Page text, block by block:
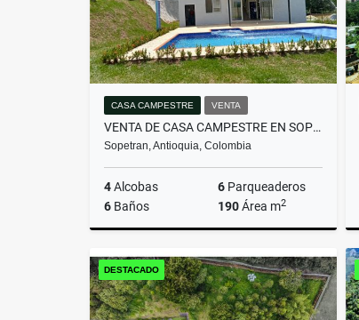
CASA CAMPESTRE VENTA
VENTA DE CASA CAMPESTRE EN SOPETRAN (MLS#251476)
Sopetran, Antioquia, Colombia
4Alcobas 6 Parqueaderos
6 Baños 190Área m2
Venta
$800.000.000
DESTACADO